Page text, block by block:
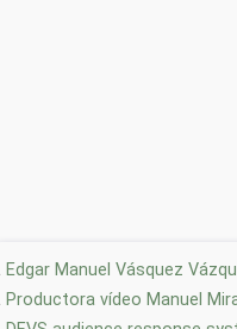
Edgar Manuel Vásquez
Productora vídeo Manuel